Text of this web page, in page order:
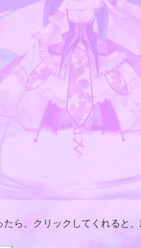
ら、クリックしてくれると、